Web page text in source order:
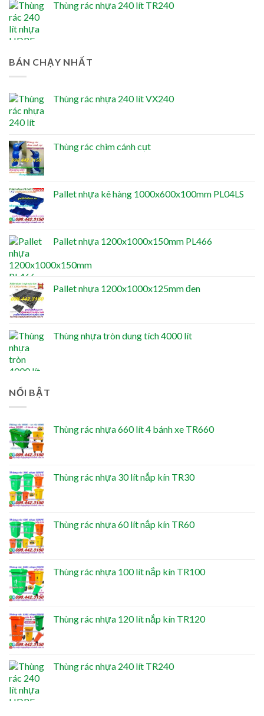
Thùng rác nhựa 240 lít TR240
BÁN CHẠY NHẤT
Thùng rác nhựa 240 lít VX240
Thùng rác chim cánh cụt
Pallet nhựa kê hàng 1000x600x100mm PL04LS
Pallet nhựa 1200x1000x150mm PL466
Pallet nhựa 1200x1000x125mm đen
Thùng nhựa tròn dung tích 4000 lít
NỔI BẬT
Thùng rác nhựa 660 lít 4 bánh xe TR660
Thùng rác nhựa 30 lít nắp kín TR30
Thùng rác nhựa 60 lít nắp kín TR60
Thùng rác nhựa 100 lít nắp kín TR100
Thùng rác nhựa 120 lít nắp kín TR120
Thùng rác nhựa 240 lít TR240